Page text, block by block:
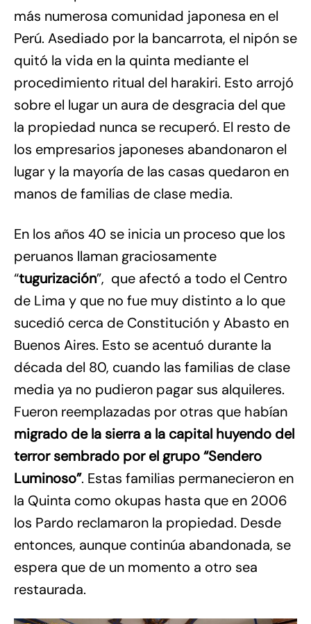
más numerosa comunidad japonesa en el
Perú. Asediado por la bancarrota, el nipón se
quitó la vida en la quinta mediante el
procedimiento ritual del harakiri. Esto arrojó
sobre el lugar un aura de desgracia del que
la propiedad nunca se recuperó. El resto de
los empresarios japoneses abandonaron el
lugar y la mayoría de las casas quedaron en
manos de familias de clase media.
En los años 40 se inicia un proceso que los
peruanos llaman graciosamente
“tugurización”, que afectó a todo el Centro
de Lima y que no fue muy distinto a lo que
sucedió cerca de Constitución y Abasto en
Buenos Aires. Esto se acentuó durante la
década del 80, cuando las familias de clase
media ya no pudieron pagar sus alquileres.
Fueron reemplazadas por otras que habían
migrado de la sierra a la capital huyendo del
terror sembrado por el grupo “Sendero
Luminoso”. Estas familias permanecieron en
la Quinta como okupas hasta que en 2006
los Pardo reclamaron la propiedad. Desde
entonces, aunque continúa abandonada, se
espera que de un momento a otro sea
restaurada.